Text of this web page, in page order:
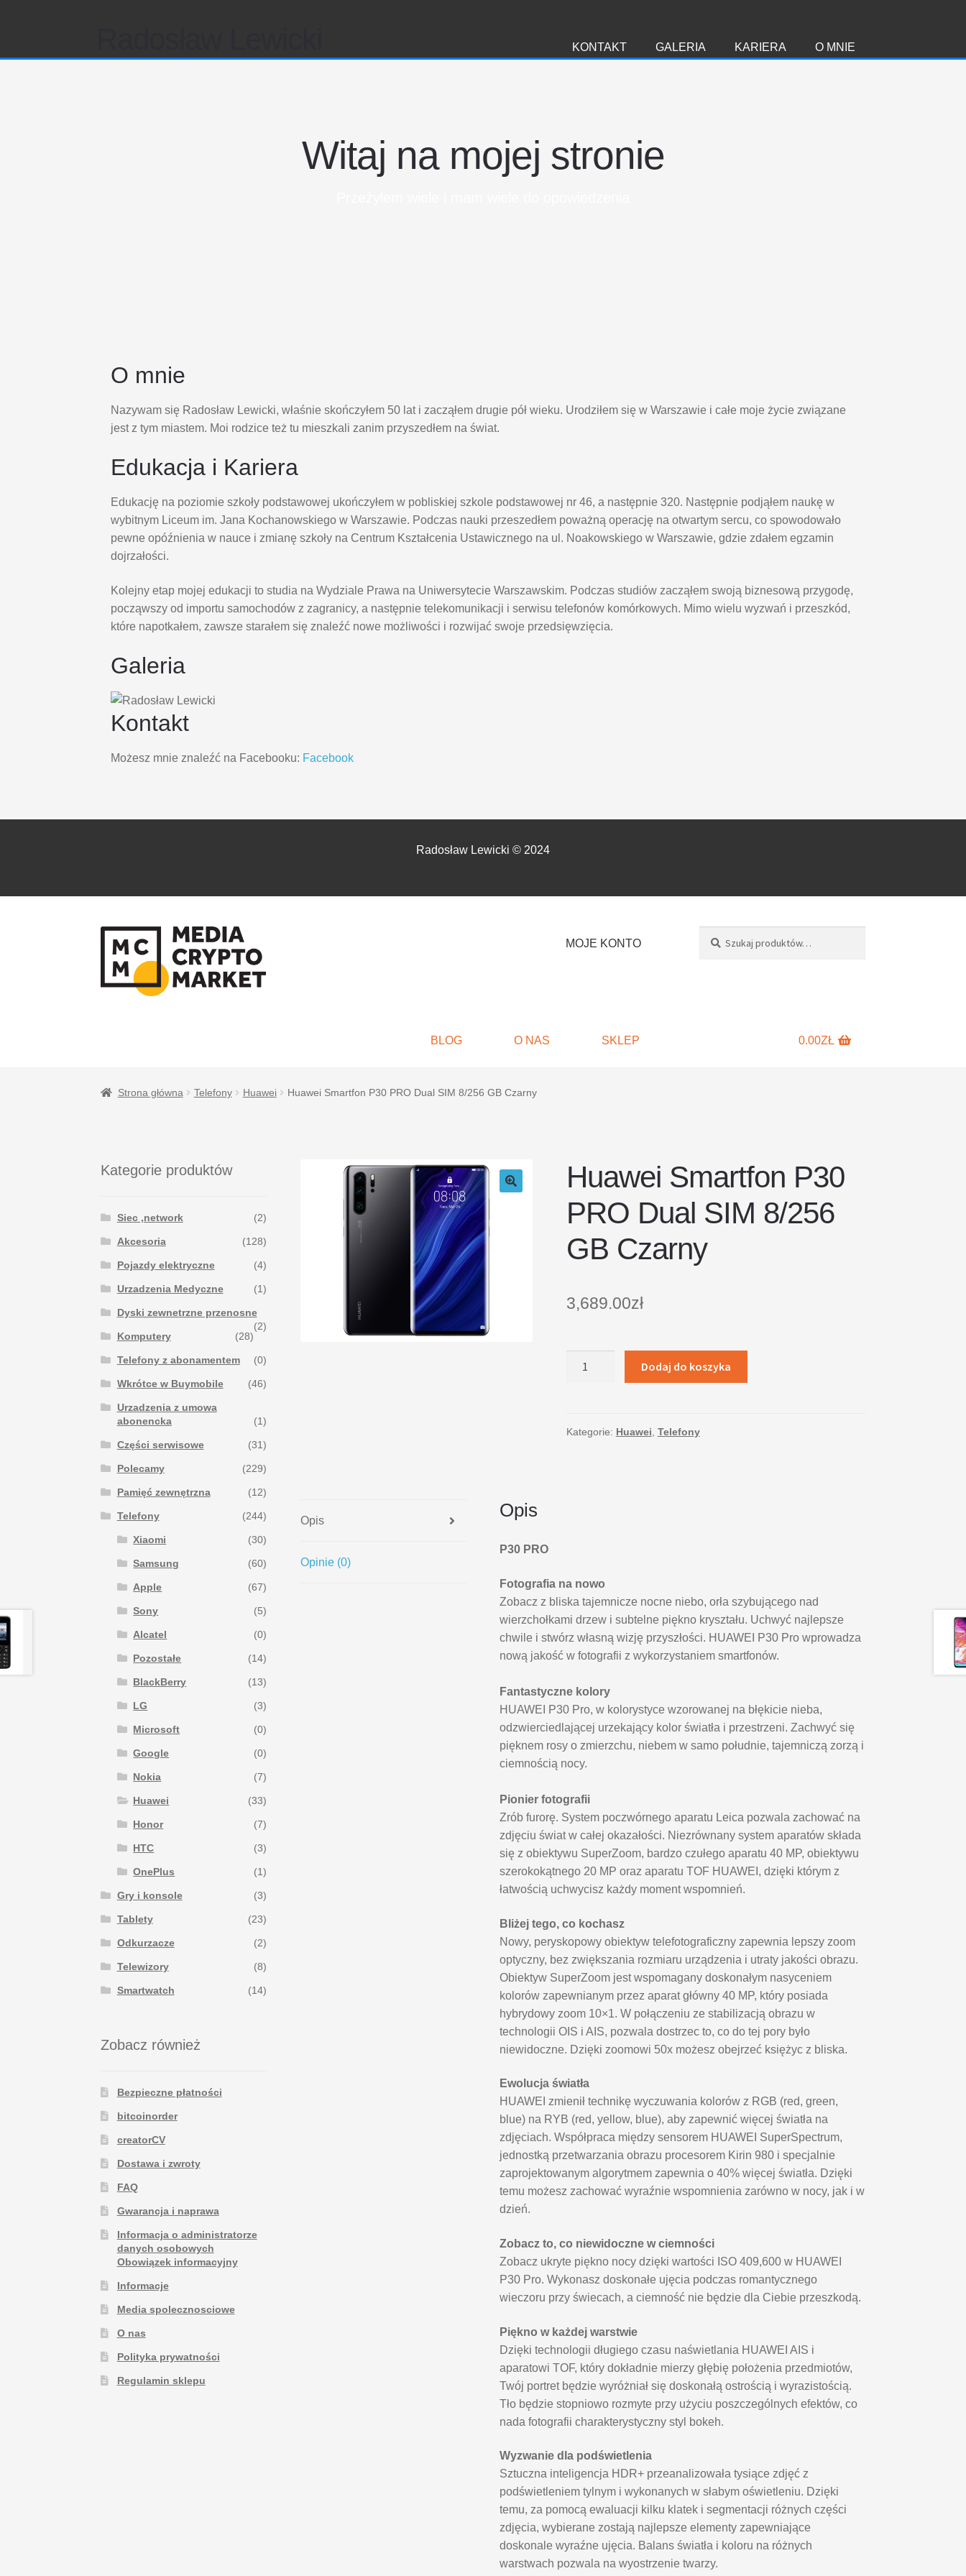
O MNIE
KARIERA
GALERIA
KONTAKT
Witaj na mojej stronie
O mnie
Nazywam się Radosław Lewicki, właśnie skończyłem 50 lat i zacząłem drugie pół wieku. Urodziłem się w Warszawie i całe moje życie związane
jest z tym miastem. Moi rodzice też tu mieszkali zanim przyszedłem na świat.
Edukacja i Kariera
Edukację na poziomie szkoły podstawowej ukończyłem w pobliskiej szkole podstawowej nr 46, a następnie 320. Następnie podjąłem naukę w
wybitnym Liceum im. Jana Kochanowskiego w Warszawie. Podczas nauki przeszedłem poważną operację na otwartym sercu, co spowodowało
pewne opóźnienia w nauce i zmianę szkoły na Centrum Kształcenia Ustawicznego na ul. Noakowskiego w Warszawie, gdzie zdałem egzamin
dojrzałości.
Kolejny etap mojej edukacji to studia na Wydziale Prawa na Uniwersytecie Warszawskim. Podczas studiów zacząłem swoją biznesową przygodę,
począwszy od importu samochodów z zagranicy, a następnie telekomunikacji i serwisu telefonów komórkowych. Mimo wielu wyzwań i przeszkód,
które napotkałem, zawsze starałem się znaleźć nowe możliwości i rozwijać swoje przedsięwzięcia.
Galeria
Kontakt
Możesz mnie znaleźć na Facebooku: Facebook
Radosław Lewicki © 2024
PRZEJDŹ
DO
NAWIGACJI
PRZEJDŹ
DO
TREŚCI
MOJE KONTO
SKLEP
O NAS
BLOG 0.00ZŁ
Strona główna Telefony Huawei Huawei Smartfon P30 PRO Dual SIM 8/256 GB Czarny
Huawei Smartfon P30
PRO Dual SIM 8/256
GB Czarny
3,689.00zł
PRO
Dodaj do koszyka
Kategorie: Huawei Telefony
Opis
Opinie (0)
Opis
P30 PRO
Fotografia na nowo
Zobacz z bliska tajemnicze nocne niebo, orła szybującego nad
wierzchołkami drzew i subtelne piękno kryształu. Uchwyć najlepsze
chwile i stwórz własną wizję przyszłości. HUAWEI P30 Pro wprowadza
nową jakość w fotografii z wykorzystaniem smartfonów.
Fantastyczne kolory
HUAWEI P30 Pro, w kolorystyce wzorowanej na błękicie nieba,
odzwierciedlającej urzekający kolor światła i przestrzeni. Zachwyć się
pięknem rosy o zmierzchu, niebem w samo południe, tajemniczą zorzą i
ciemnością nocy.
Pionier fotografii
Zrób furorę. System poczwórnego aparatu Leica pozwala zachować na
zdjęciu świat w całej okazałości. Niezrównany system aparatów składa
się z obiektywu SuperZoom, bardzo czułego aparatu 40 MP, obiektywu
szerokokątnego 20 MP oraz aparatu TOF HUAWEI, dzięki którym z
łatwością uchwycisz każdy moment wspomnień.
Bliżej tego, co kochasz
Nowy, peryskopowy obiektyw telefotograficzny zapewnia lepszy zoom
optyczny, bez zwiększania rozmiaru urządzenia i utraty jakości obrazu.
Obiektyw SuperZoom jest wspomagany doskonałym nasyceniem
kolorów zapewnianym przez aparat główny 40 MP, który posiada
hybrydowy zoom 10×1. W połączeniu ze stabilizacją obrazu w
technologii OIS i AIS, pozwala dostrzec to, co do tej pory było
niewidoczne. Dzięki zoomowi 50x możesz obejrzeć księżyc z bliska.
Ewolucja światła
HUAWEI zmienił technikę wyczuwania kolorów z RGB (red, green,
blue) na RYB (red, yellow, blue), aby zapewnić więcej światła na
zdjęciach. Współpraca między sensorem HUAWEI SuperSpectrum,
jednostką przetwarzania obrazu procesorem Kirin 980 i specjalnie
zaprojektowanym algorytmem zapewnia o 40% więcej światła. Dzięki
temu możesz zachować wyraźnie wspomnienia zarówno w nocy, jak i w
dzień.
Zobacz to, co niewidoczne w ciemności
Zobacz ukryte piękno nocy dzięki wartości ISO 409,600 w HUAWEI
P30 Pro. Wykonasz doskonałe ujęcia podczas romantycznego
wieczoru przy świecach, a ciemność nie będzie dla Ciebie przeszkodą.
Piękno w każdej warstwie
Dzięki technologii długiego czasu naświetlania HUAWEI AIS i
aparatowi TOF, który dokładnie mierzy głębię położenia przedmiotów,
Twój portret będzie wyróżniał się doskonałą ostrością i wyrazistością.
Tło będzie stopniowo rozmyte przy użyciu poszczególnych efektów, co
nada fotografii charakterystyczny styl bokeh.
Wyzwanie dla podświetlenia
Sztuczna inteligencja HDR+ przeanalizowała tysiące zdjęć z
podświetleniem tylnym i wykonanych w słabym oświetleniu. Dzięki
temu, za pomocą ewaluacji kilku klatek i segmentacji różnych części
zdjęcia, wybierane zostają najlepsze elementy zapewniające
doskonale wyraźne ujęcia. Balans światła i koloru na różnych
warstwach pozwala na wyostrzenie twarzy.
Kategorie produktów
Siec ,network (2)
Akcesoria (128)
Pojazdy elektryczne (4)
Urzadzenia Medyczne (1)
Dyski zewnetrzne przenosne
(2)
Komputery
(28)
Telefony z abonamentem (0)
Wkrótce w Buymobile (46)
Urzadzenia z umowa
abonencka
(1)
Części serwisowe (31)
Polecamy (229)
Pamięć zewnętrzna (12)
Telefony (244)
Xiaomi (30)
Samsung (60)
Apple (67)
Sony (5)
Alcatel (0)
Pozostałe (14)
BlackBerry (13)
LG (3)
Microsoft (0)
Google (0)
Nokia (7)
Huawei (33)
Honor (7)
HTC (3)
OnePlus (1)
Gry i konsole (3)
Tablety (23)
Odkurzacze (2)
Telewizory (8)
Smartwatch (14)
Zobacz również
Bezpieczne płatności
bitcoinorder
creatorCV
Dostawa i zwroty
FAQ
Gwarancja i naprawa
Informacja o administratorze
danych osobowych
Obowiązek informacyjny
Informacje
Media spolecznosciowe
O nas
Polityka prywatności
Regulamin sklepu